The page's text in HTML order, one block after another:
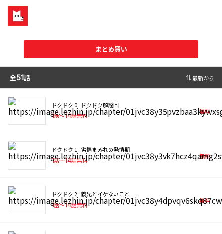
まとめ買い
全51話 最新から
ドクドク 0 : ドクドク解説回
1話〜14話無料
無料
ドクドク 1 : 劣情まみれの発情期
1話〜14話無料
無料
ドクドク 2 : 義兄とイケないこと
1話〜14話無料
無料